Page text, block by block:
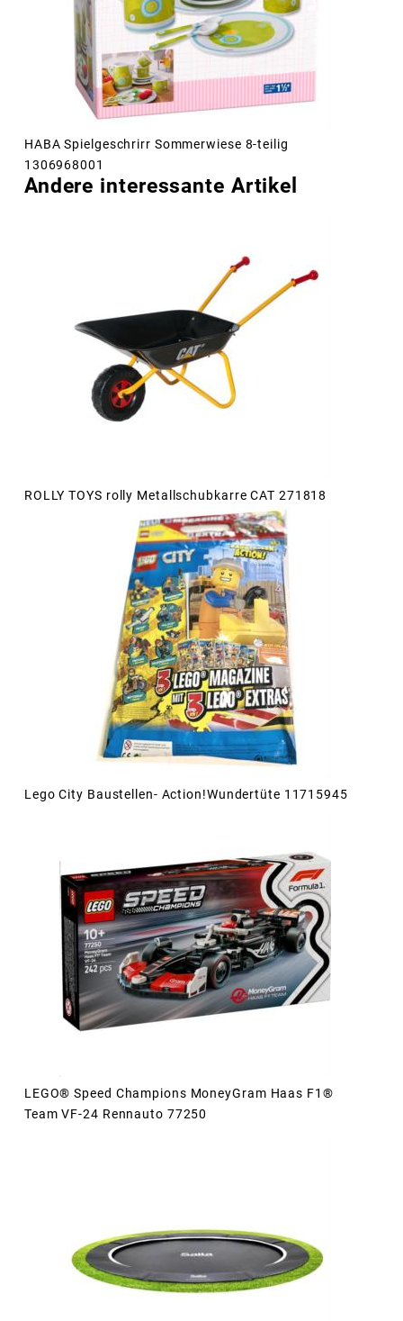
HABA Spielgeschrirr Sommerwiese 8-teilig
1306968001
Andere interessante Artikel
ROLLY TOYS rolly Metallschubkarre CAT 271818
Lego City Baustellen- Action!Wundertüte 11715945
LEGO® Speed Champions MoneyGram Haas F1®
Team VF-24 Rennauto 77250